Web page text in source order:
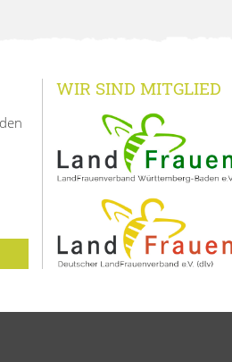
WIR SIND MITGLIED